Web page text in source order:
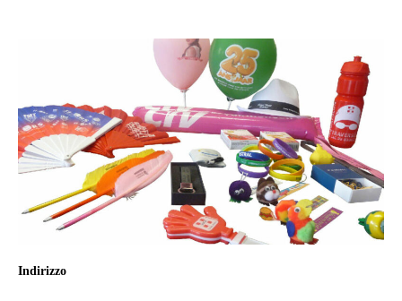
Indirizzo